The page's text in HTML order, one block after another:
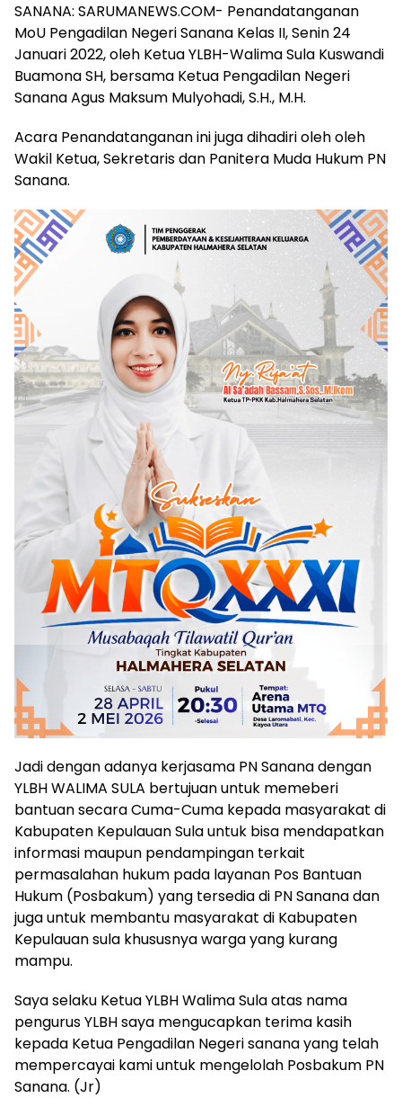
SANANA: SARUMANEWS.COM- Penandatanganan
MoU Pengadilan Negeri Sanana Kelas II, Senin 24
Januari 2022, oleh Ketua YLBH-Walima Sula Kuswandi
Buamona SH, bersama Ketua Pengadilan Negeri
Sanana Agus Maksum Mulyohadi, S.H., M.H.
Acara Penandatanganan ini juga dihadiri oleh oleh
Wakil Ketua, Sekretaris dan Panitera Muda Hukum PN
Sanana.
Jadi dengan adanya kerjasama PN Sanana dengan
YLBH WALIMA SULA bertujuan untuk memeberi
bantuan secara Cuma-Cuma kepada masyarakat di
Kabupaten Kepulauan Sula untuk bisa mendapatkan
informasi maupun pendampingan terkait
permasalahan hukum pada layanan Pos Bantuan
Hukum (Posbakum) yang tersedia di PN Sanana dan
juga untuk membantu masyarakat di Kabupaten
Kepulauan sula khususnya warga yang kurang
mampu.
Saya selaku Ketua YLBH Walima Sula atas nama
pengurus YLBH saya mengucapkan terima kasih
kepada Ketua Pengadilan Negeri sanana yang telah
mempercayai kami untuk mengelolah Posbakum PN
Sanana. (Jr)